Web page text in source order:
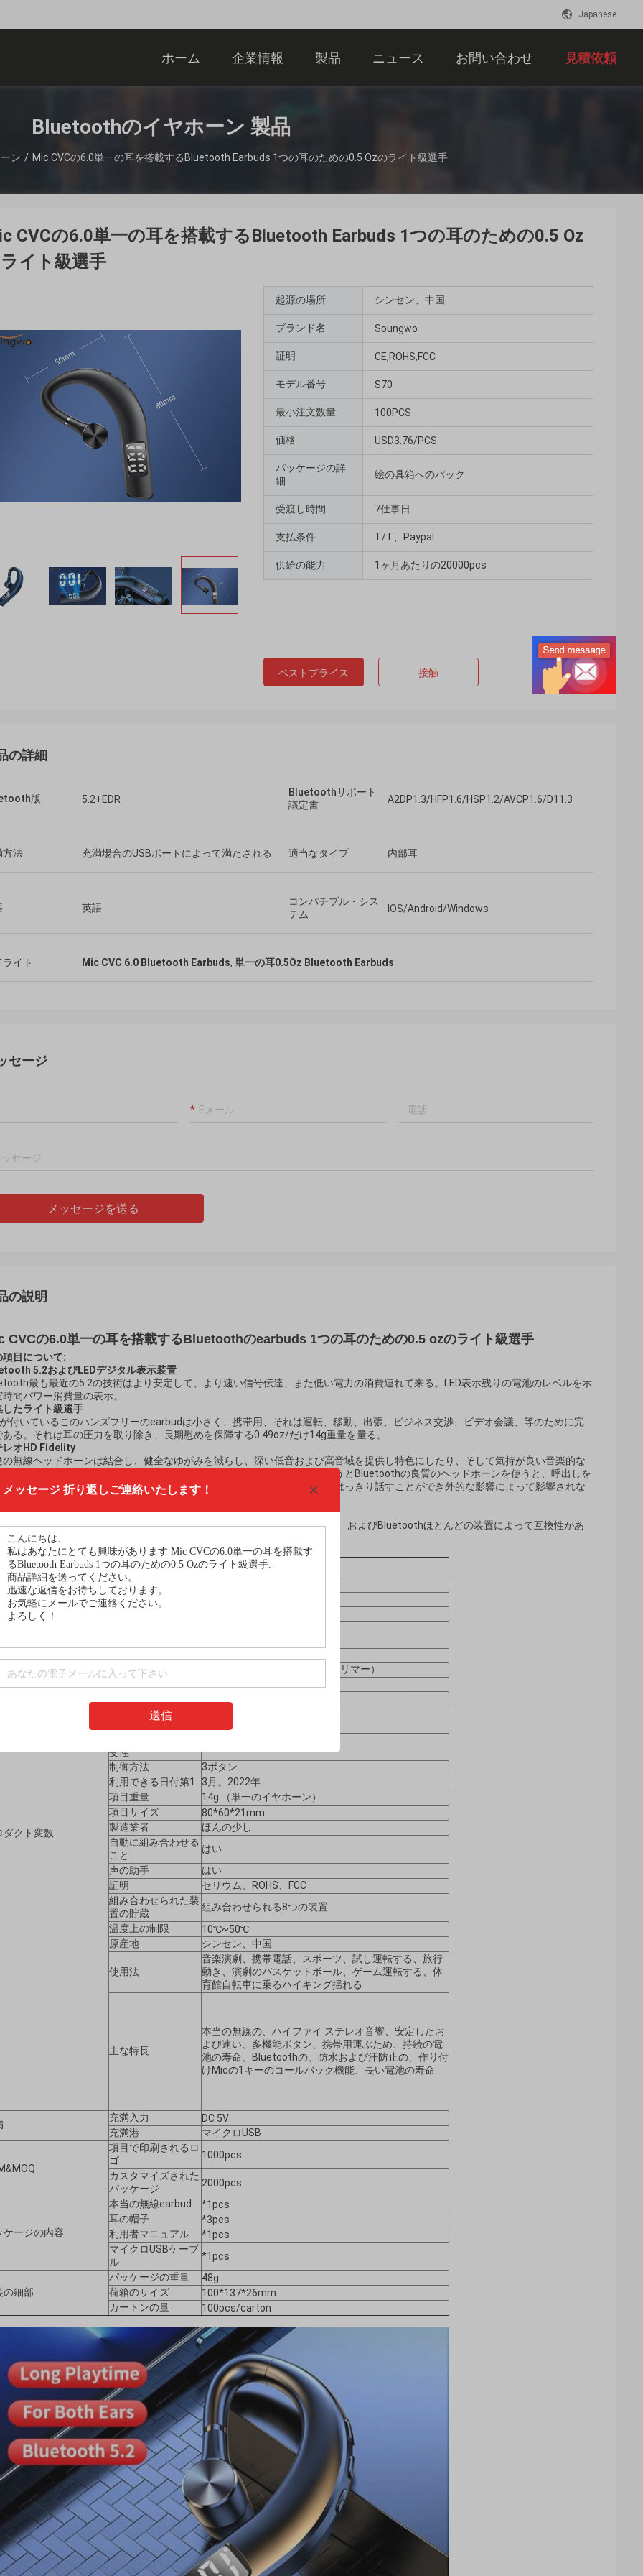
メッセージ 折り返しご連絡いたします！
送信
Japanese
ホーム 企業情報 製品 ニュース お問い合わせ 見積依頼
Bluetoothのイヤホーン 製品
ン / Mic CVCの6.0単一の耳を搭載するBluetooth Earbuds 1つの耳のための0.5 Ozのライト級選手
CVCの6.0単一の耳を搭載するBluetooth Earbuds 1つの耳のための0.5 Oz
イト級選手
起源の場所 シンセン、中国
ブランド名 Soungwo
証明 CE,ROHS,FCC
モデル番号 S70
最小注文数量 100PCS
価格 USD3.76/PCS
パッケージの詳
細
絵の具箱へのパック
受渡し時間 7仕事日
支払条件 T/T、Paypal
供給の能力 1ヶ月あたりの20000pcs
ベストプライス 接触
の詳細
版 5.2+EDR
Bluetoothサポート
議定書
A2DP1.3/HFP1.6/HSP1.2/AVCP1.6/D11.3
方法 充満場合のUSBポートによって満たされる 適当なタイプ 内部耳
英語
コンパチブル・シス
テム
IOS/Android/Windows
イト Mic CVC 6.0 Bluetooth Earbuds, 単一の耳0.5Oz Bluetooth Earbuds
セージ
メッセージを送る
の説明
CVCの6.0単一の耳を搭載するBluetoothのearbuds 1つの耳のための0.5 ozのライト級選手
項目について:
5.2およびLEDデジタル表示装置
最も最近の5.2の技術はより安定して、より速い信号伝達、また低い電力の消費連れて来る。LED表示残りの電池のレベルを示
間パワー消費量の表示。
したライト級選手
付いているこのハンズフリーのearbudは小さく、携帯用、それは運転、移動、出張、ビジネス交渉、ビデオ会議、等のために完
ある。それは耳の圧力を取り除き、長期慰めを保障する0.49oz/だけ14g重量を量る。
レオHD Fidelity
の無線ヘッドホーンは結合し、健全なゆがみを減らし、深い低音および高音域を提供し特色にしたり、そして気持が良い音楽的な
を提供する高性能合成のダイヤフラムを。作り付けのマイクロフォンを使うとBluetoothの良質のヘッドホーンを使うと、呼出しを
にすることができる。従って、あなたの友人と雑談するか、またはもっとはっきり話すことができ外的な影響によって影響されな
楽を運転して間、聞く。
的な互換性がある
付いているBluetoothのヘッドホーンV5.0はあなたに安定した呼出し環境、およびBluetoothほとんどの装置によって互換性があ
マートな電話およびタブレットによって速い組み合わせることを提供する。
ダクト変数
項目型式番号
S70
頻度
騒音の取り消すこと
電池容量
2* 3.7V 150mAh （リチウム ポリマー）
スピーカーのインピ
受性
制御方法
3ボタン
利用できる日付第1
3月。2022年
項目重量
14g （単一のイヤホーン）
項目サイズ
80*60*21mm
製造業者
ほんの少し
自動に組み合わせる
こと
はい
声の助手
はい
証明
セリウム、ROHS、FCC
組み合わせられた装
置の貯蔵
組み合わせられる8つの装置
温度上の制限
10℃~50℃
原産地
シンセン、中国
使用法
音楽演劇、携帯電話、スポーツ、試し運転する、旅行
動き、演劇のバスケットボール、ゲーム運転する、体
育館自転車に乗るハイキング揺れる
主な特長
本当の無線の、ハイファイ ステレオ音響、安定したお
よび速い、多機能ボタン、携帯用運ぶため、持続の電
池の寿命、Bluetoothの、防水および汗防止の、作り付
けMicの1キーのコールバック機能、長い電池の寿命
充満入力
DC 5V
充満港
マイクロUSB
項目で印刷されるロ
ゴ
1000pcs
カスタマイズされた
パッケージ
2000pcs
ケージの内容
本当の無線earbud
*1pcs
耳の帽子
*3pcs
利用者マニュアル
*1pcs
マイクロUSBケーブ
ル
*1pcs
の細部
パッケージの重量
48g
荷箱のサイズ
100*137*26mm
カートンの量
100pcs/carton